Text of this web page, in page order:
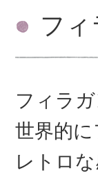
フ
フィラ
世界的
レトロ